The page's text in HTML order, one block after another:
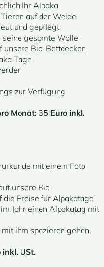
Ihr Alpaka
auf der Weide
und gepflegt
seine gesamte Wolle
unsere Bio-Bettdecken
Tage
zur Verfügung
Monat: 35 Euro inkl.
mit einem Foto
unsere Bio-
die Preise für Alpakatage
Jahr einen Alpakatag mit
ihm spazieren gehen,
inkl. USt.